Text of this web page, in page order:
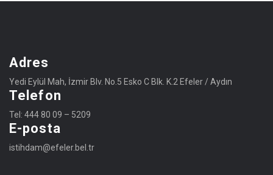
Adres
Yedi Eylül Mah, İzmir Blv. No.5 Esko C Blk. K.2 Efeler / Aydın
Telefon
Tel: 444 80 09 – 5209
E-posta
istihdam@efeler.bel.tr